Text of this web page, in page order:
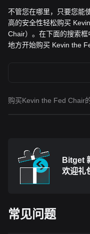
不管您在哪里，只要您能
高的安全性轻松购买
Chair）。在下面的搜索
地方开始购买 Kevin the
购买Kevin the Fed Chair
Bitget
欢迎礼
常见问题